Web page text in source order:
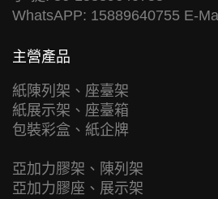
WhatsAPP: 15889640755 E-
主營產品
紙陳列架、座臺架
紙展示架、座臺箱
包裝彩盒、紙企牌
亞加力膠架、陳列架
亞加力膠座、展示架